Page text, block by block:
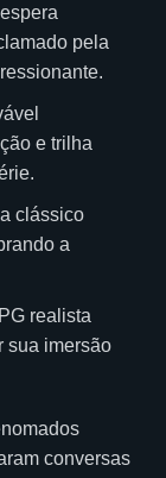
pela
e trilha
clássico
a
realista
sua imersão
conversas